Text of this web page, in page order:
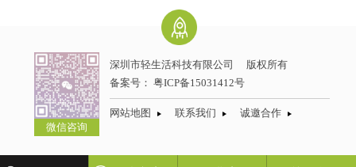
微信咨询
深圳市轻生活科技有限公司
版权所有
备案号：粤ICP备15031412号
网站地图 联系我们 诚邀合作